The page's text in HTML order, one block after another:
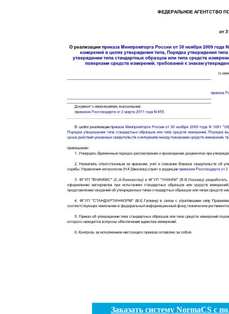
Заказать систему NormaCS с